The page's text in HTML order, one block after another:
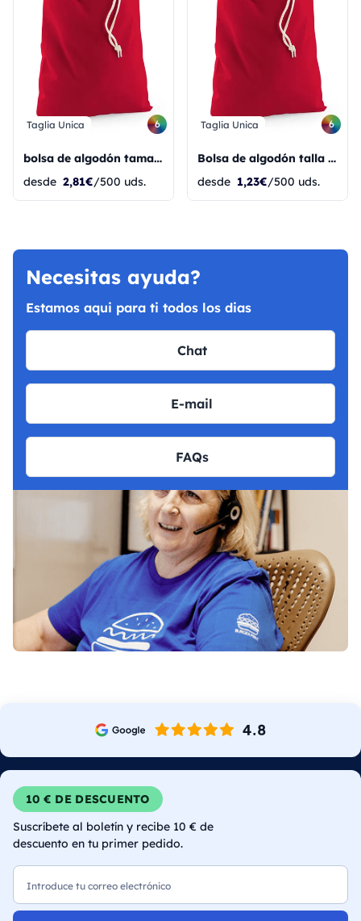
Taglia Unica 6
bolsa de algodón tamaño XL
desde 2,81€/500 uds.
Taglia Unica 6
Bolsa de algodón talla XS
desde 1,23€/500 uds.
Necesitas ayuda?
Estamos aqui para ti todos los dias
Chat
E-mail
FAQs
10 € DE DESCUENTO
Suscríbete al boletín y recibe 10 € de
descuento en tu primer pedido.